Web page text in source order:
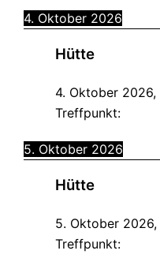
4. Oktober 2026
Hütte
4. Oktober 2026,
Treffpunkt:
5. Oktober 2026
Hütte
5. Oktober 2026,
Treffpunkt: